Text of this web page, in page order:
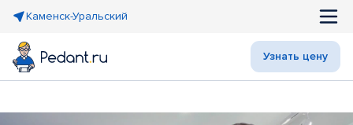
Каменск-Уральский
Узнать цену